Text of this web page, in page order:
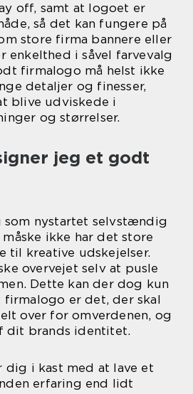
off, samt at logoet er
så det kan fungere på
store firma bannere eller
enkelthed i såvel farvevalg
firmalogo må helst ikke
detaljer og finesser,
blive udviskede i
og størrelser.
jeg et godt
som nystartet selvstændig
ikke har det store
til kreative udskejelser.
overvejet selv at pusle
Dette kan der dog kun
firmalogo er det, der skal
over for omverdenen, og
dit brands identitet.
dig i kast med at lave et
erfaring end lidt